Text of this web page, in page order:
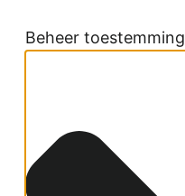
Beheer toestemming